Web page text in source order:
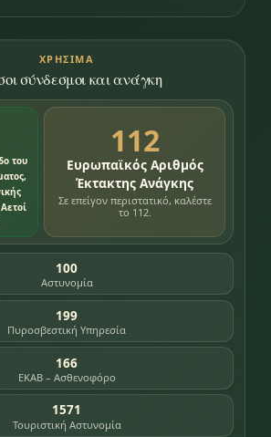
ΧΡΉΣΙΜΑ
σύνδεσμοι και ανάγκη
του
112
Ευρωπαϊκός Αριθμός
Έκτακτης Ανάγκης
Σε επείγον περιστατικό, καλέστε
το 112.
100
Αστυνομία
199
Πυροσβεστική Υπηρεσία
166
ΕΚΑΒ – Ασθενοφόρο
1571
Τουριστική Αστυνομία